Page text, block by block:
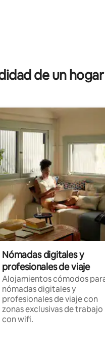
5 de 5; 21
de un
Nómadas digitales y
profesionales de viaje
Alojamientos cómodos
nómadas digitales y
profesionales de viaje con
zonas exclusivas de trabajo
con wifi.